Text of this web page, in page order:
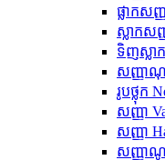
ផ្លាកសញ្
ស្លាកស
ទិញស្លា
សញ្ញាណុ
រូបថ្លុក
សញ្ញា
សញ្ញា
សញ្ញា